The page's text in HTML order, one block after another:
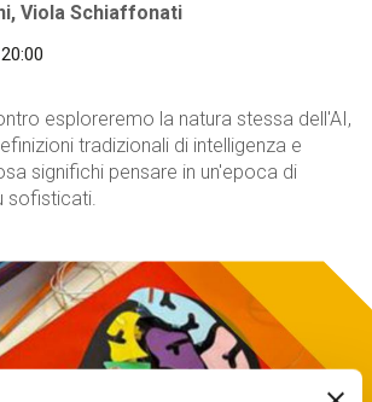
Viola Schiaffonati
esploreremo la natura stessa dell'AI,
tradizionali di intelligenza e
significhi pensare in un'epoca di
sofisticati.